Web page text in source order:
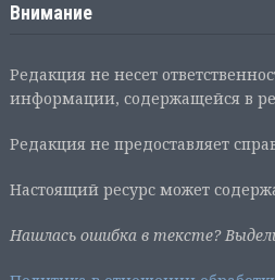
Внимание
Редакция не несет
информации, содержащейся в
Редакция не предоставляет
Настоящий ресурс может
Нашлась ошибка в тексте?